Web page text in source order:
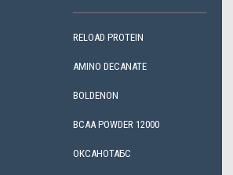
RELOAD PROTEIN
AMINO DECANATE
BOLDENON
BCAA POWDER 12000
ОКСАНОТАБС